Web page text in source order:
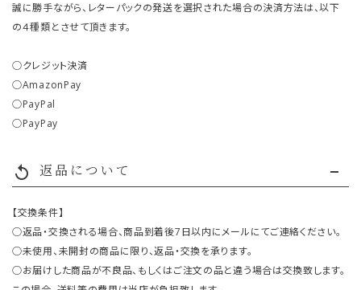
誠に勝手ながら、レターパックの発送を選択された場合の決済方法は、以下
の４種類とさせて頂きます。
○クレジット決済
○AmazonPay
○PayPal
○PayPay
replay 返品について
【交換条件】
○返品・交換される場合、商品到着後7日以内にメールにてご連絡ください。
○未使用、未開封の商品に限り、返品・交換を承ります。
○お届けした商品が不良品、もしくはご注文の品と違う場合は交換致します。